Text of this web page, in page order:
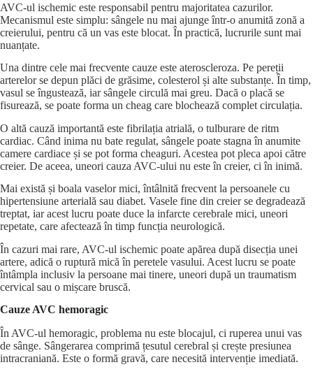
AVC-ul ischemic este responsabil pentru majoritatea cazurilor.
Mecanismul este simplu: sângele nu mai ajunge într-o anumită zonă a
creierului, pentru că un vas este blocat. În practică, lucrurile sunt mai
nuanțate.
Una dintre cele mai frecvente cauze este ateroscleroza. Pe pereții
arterelor se depun plăci de grăsime, colesterol și alte substanțe. În timp,
vasul se îngustează, iar sângele circulă mai greu. Dacă o placă se
fisurează, se poate forma un cheag care blochează complet circulația.
O altă cauză importantă este fibrilația atrială, o tulburare de ritm
cardiac. Când inima nu bate regulat, sângele poate stagna în anumite
camere cardiace și se pot forma cheaguri. Acestea pot pleca apoi către
creier. De aceea, uneori cauza AVC-ului nu este în creier, ci în inimă.
Mai există și boala vaselor mici, întâlnită frecvent la persoanele cu
hipertensiune arterială sau diabet. Vasele fine din creier se degradează
treptat, iar acest lucru poate duce la infarcte cerebrale mici, uneori
repetate, care afectează în timp funcția neurologică.
În cazuri mai rare, AVC-ul ischemic poate apărea după disecția unei
artere, adică o ruptură mică în peretele vasului. Acest lucru se poate
întâmpla inclusiv la persoane mai tinere, uneori după un traumatism
cervical sau o mișcare bruscă.
Cauze AVC hemoragic
În AVC-ul hemoragic, problema nu este blocajul, ci ruperea unui vas
de sânge. Sângerarea comprimă țesutul cerebral și crește presiunea
intracraniană. Este o formă gravă, care necesită intervenție imediată.